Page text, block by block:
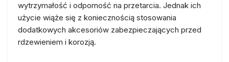
wytrzymałość i odporność na przetarcia. Jednak ich
użycie wiąże się z koniecznością stosowania
dodatkowych akcesoriów zabezpieczających przed
rdzewieniem i korozją.